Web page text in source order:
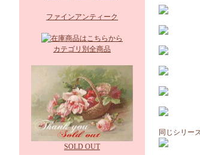
ファインアンティーク
カテゴリ別全商品
SOLD OUT
同じシリー